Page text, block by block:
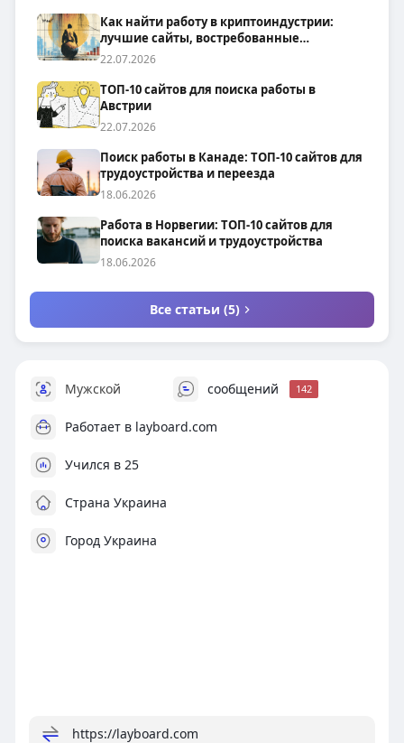
Как найти работу в криптоиндустрии:
лучшие сайты, востребованные
профессии и советы соискателям
22.07.2026
ТОП-10 сайтов для поиска работы в
Австрии
22.07.2026
Поиск работы в Канаде: ТОП-10 сайтов для
трудоустройства и переезда
18.06.2026
Работа в Норвегии: ТОП-10 сайтов для
поиска вакансий и трудоустройства
18.06.2026
Все статьи (5)
Мужской сообщений 142
Работает в layboard.com
Учился в 25
Страна Украина
Город Украина
https://layboard.com